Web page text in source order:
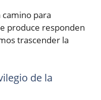
para
produce responden
trascender la
de la